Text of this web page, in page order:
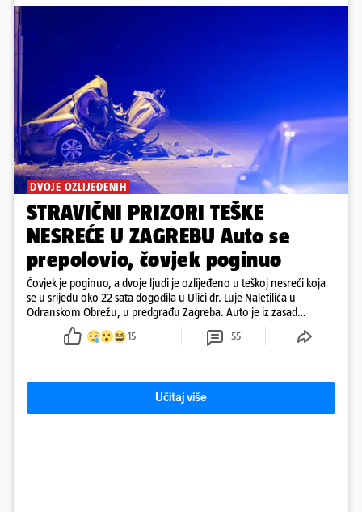
DVOJE OZLIJEĐENIH
STRAVIČNI PRIZORI TEŠKE
NESREĆE U ZAGREBU Auto se
prepolovio, čovjek poginuo
Čovjek je poginuo, a dvoje ljudi je ozlijeđeno u teškoj nesreći koja
se u srijedu oko 22 sata dogodila u Ulici dr. Luje Naletilića u
Odranskom Obrežu, u predgrađu Zagreba. Auto je iz zasad
neutvrđenih razloga sletio s kolnika, a od siline udara vozilo se
prepolovilo.
15 55
Učitaj više